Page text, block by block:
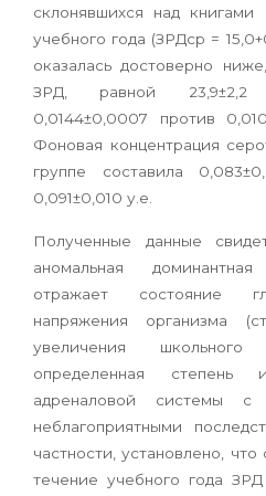
склонявшихся над
учебного года (ЗРДср =
оказалась достоверно
ЗРД, равной 23,9±2,2
0,0144±0,0007 против
Фоновая концентрация
группе составила
0,091±0,010 у.е.
Полученные данные
аномальная
отражает состояние
напряжения организма
увеличения
определенная степень
адреналовой системы с
неблагоприятными
частности, установлено,
течение учебного года